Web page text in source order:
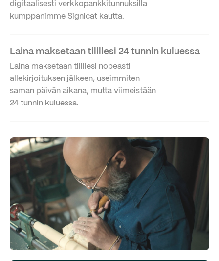
digitaalisesti verkkopankkitunnuksilla
kumppanimme Signicat kautta.
Laina maksetaan tilillesi 24 tunnin kuluessa
Laina maksetaan tilillesi nopeasti
allekirjoituksen jälkeen, useimmiten
saman päivän aikana, mutta viimeistään
24 tunnin kuluessa.